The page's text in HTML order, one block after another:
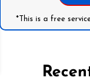
*This is a free